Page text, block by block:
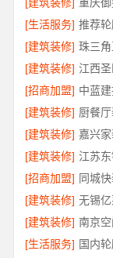
[生活服务] 推荐
[建筑装修]
[建筑装修]
[招商加盟]
[建筑装修]
[建筑装修]
[建筑装修]
[招商加盟]
[建筑装修] 无锡
[建筑装修] 南京
[生活服务]